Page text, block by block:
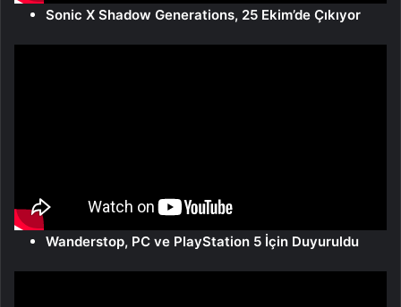
Sonic X Shadow Generations, 25 Ekim’de Çıkıyor
Wanderstop, PC ve PlayStation 5 İçin Duyuruldu